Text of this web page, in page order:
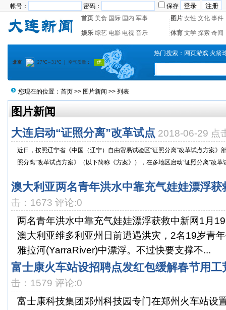
帐号： 密码：
保存
首页 美食 国际 国内 军事 图片 女性 文化 事件
娱乐 综艺 电影 电视 音乐 体育 文学 探索 奇闻
热门搜索： 网页游戏 火箭
您现在的位置： 首页 >> 图片新闻 >> 列表
图片新闻
大连启动“证照分离”改革试点 2018-06-29 点
近日，按照辽宁省《中国（辽宁）自由贸易试验区“证照分离”改革试点方案》
照分离”改革试点方案》（以下简称《方案》），在多地区启动“证照分离”改革
澳大利亚两名青年洪水中靠充气娃娃漂浮获
击：1673 评论:0
两名青年洪水中靠充气娃娃漂浮获救中新网1月
澳大利亚维多利亚州日前遭遇洪灾，2名19岁青
雅拉河(YarraRiver)中漂浮。不过快要支撑不...
富士康火车站设招聘点发红包缓解春节用工
击：1579 评论:0
富士康科技集团郑州科技园专门在郑州火车站设